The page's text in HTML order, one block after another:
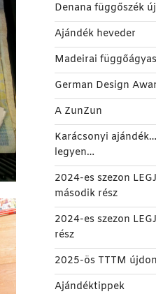
Denana függőszék
Ajándék heveder
Madeirai
German Design
A ZunZun
Karácsonyi
legyen…
2024-es szezon
második rész
2024-es szezon
rész
2025-ös TTTM
Ajándéktippek